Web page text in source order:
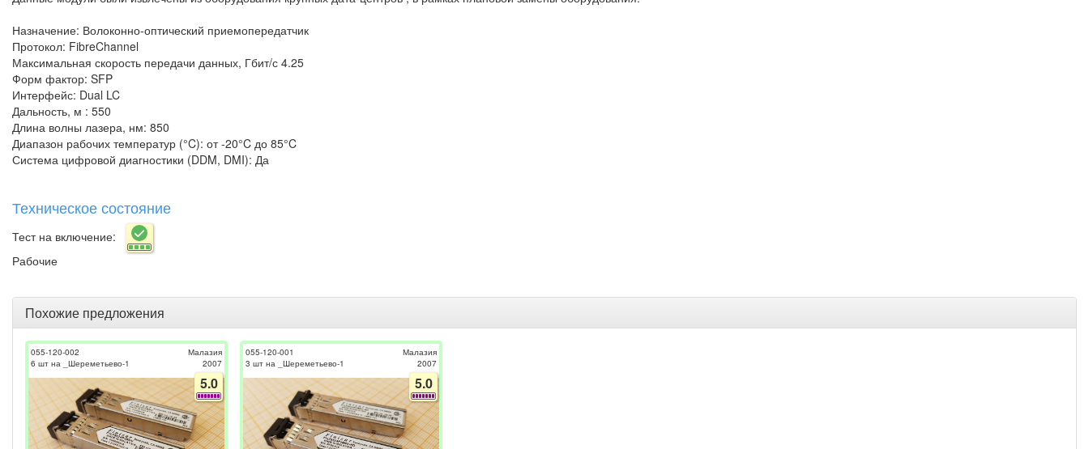
Назначение: Волоконно-оптический приемопередатчик
Протокол: FibreChannel
Максимальная скорость передачи данных, Гбит/с 4.25
Форм фактор: SFP
Интерфейс: Dual LC
Дальность, м : 550
Длина волны лазера, нм: 850
Диапазон рабочих температур (°C): от -20°C до 85°C
Система цифровой диагностики (DDM, DMI): Да
Техническое состояние
Тест на включение:
Рабочие
Похожие предложения
055-120-002
6 шт на _Шереметьево-1
Малазия
2007
5.0
055-120-001
3 шт на _Шереметьево-1
Малазия
2007
5.0